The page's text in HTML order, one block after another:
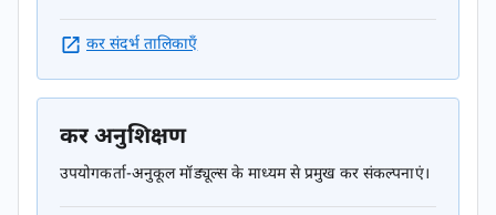
कर संदर्भ तालिकाएँ
कर अनुशिक्षण
उपयोगकर्ता-अनुकूल मॉड्यूल्स के माध्यम से प्रमुख कर संकल्पनाएं।